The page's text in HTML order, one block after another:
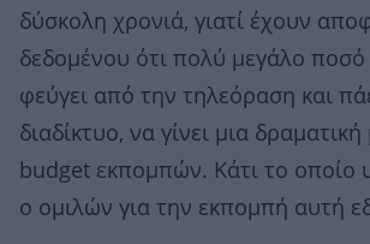
δύσκολη χρονιά, γιατί έχουν
δεδομένου ότι πολύ μεγάλο ποσό
φεύγει από την τηλεόραση και
διαδίκτυο, να γίνει μια
budget εκπομπών. Κάτι το οποίο
ο ομιλών για την εκπομπή αυτή